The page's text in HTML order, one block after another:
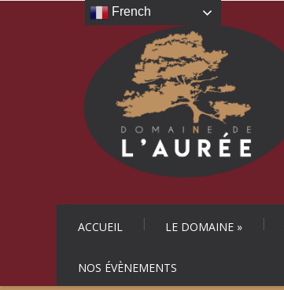
ACCUEIL LE DOMAINE »
NOS ÉVÈNEMENTS
French